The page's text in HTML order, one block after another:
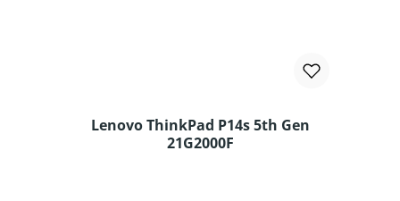
Lenovo ThinkPad P14s 5th Gen
21G2000F